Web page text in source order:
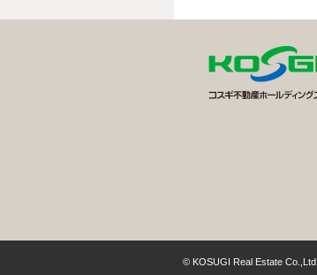
© KOSUGI Real Estate Co.,Ltd